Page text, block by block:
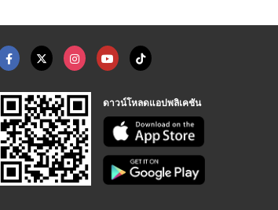
ดาวน์โหลดแอปพลิเคชัน